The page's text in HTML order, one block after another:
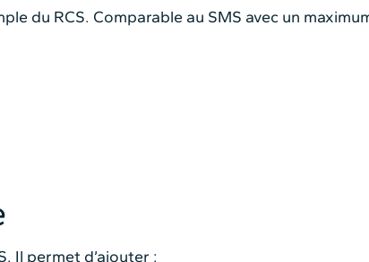
du RCS. Comparable au SMS avec un
Il permet d’ajouter :